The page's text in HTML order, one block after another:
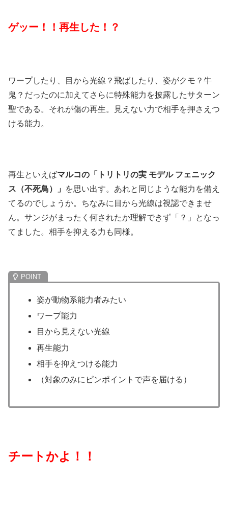
ゲッー！！再生した！？
ワープしたり、目から光線？飛ばしたり、姿がクモ？牛
鬼？だったのに加えてさらに特殊能力を披露したサターン
聖である。それが傷の再生。見えない力で相手を押さえつ
ける能力。
再生といえばマルコの「トリトリの実 モデル フェニック
ス（不死鳥）」
を思い出す。あれと同じような能力を備え
てるのでしょうか。ちなみに目から光線は視認できませ
ん。サンジがまったく何されたか理解できず「？」となっ
てました。相手を抑える力も同様。
姿が動物系能力者みたい
ワープ能力
目から見えない光線
再生能力
相手を抑えつける能力
（対象のみにピンポイントで声を届ける）
チートかよ！！